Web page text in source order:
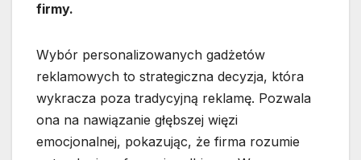
firmy.
Wybór personalizowanych gadżetów
reklamowych to strategiczna decyzja, która
wykracza poza tradycyjną reklamę. Pozwala
ona na nawiązanie głębszej więzi
emocjonalnej, pokazując, że firma rozumie